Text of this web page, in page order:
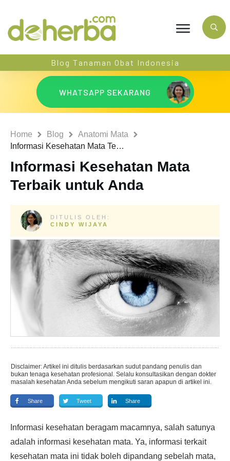
Blog Tanaman Obat Indonesia
WHATSAPP SEKARANG
Home Blog
Anatomi Mata
Informasi Kesehatan Mata Terbaik untuk Anda
Informasi Kesehatan Mata
Terbaik untuk Anda
DITULIS OLEH:
CINDY WIJAYA
Disclaimer: Artikel ini ditulis berdasarkan sudut pandang penulis dan
bukan tenaga kesehatan profesional. Selalu konsultasikan dengan dokter
masalah kesehatan Anda sebelum mengikuti saran apapun di artikel ini.
Share Tweet Share
Informasi kesehatan beragam macamnya, salah satunya
adalah informasi kesehatan mata. Ya, informasi terkait
kesehatan mata ini tidak boleh dipandang sebelah mata,